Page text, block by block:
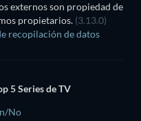
externos son propiedad de
propietarios. (3.13.0)
recopilación de datos
5 Series de TV
No